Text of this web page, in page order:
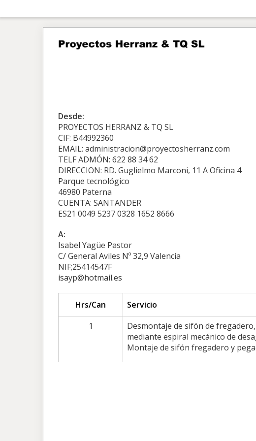
Desde:
PROYECTOS HERRANZ & TQ SL
CIF: B44992360
EMAIL: administracion@proyectosherranz.com
TELF ADMÓN: 622 88 34 62
DIRECCION: RD. Guglielmo Marconi, 11 A Oficina 4
Parque tecnológico
46980 Paterna
CUENTA: SANTANDER
ES21 0049 5237 0328 1652 8666
A:
Isabel Yagüe Pastor
C/ General Aviles Nº 32,9 Valencia
NIF;25414547F
isayp@hotmail.es
Hrs/Can Servicio
1
Desmontaje de sifón de
mediante espiral mecánico de
Montaje de sifón fregadero y